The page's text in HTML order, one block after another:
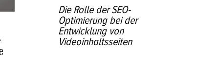
Die Rolle der SEO-
Optimierung bei der
Entwicklung von
Videoinhaltsseiten